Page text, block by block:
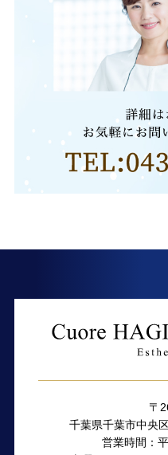
〒
千葉県千葉市中央
営業時間：